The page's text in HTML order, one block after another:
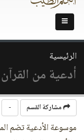
الرئيسية
أدعية من
مشاركة القسم -
موسوعة الأدعية تضم